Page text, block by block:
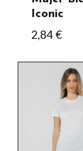
Iconic
2,84€
producto
múltiples
variantes.